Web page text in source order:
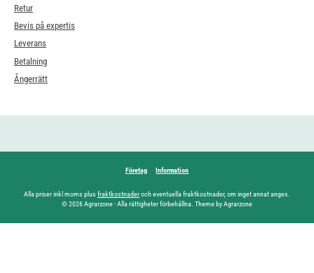
Retur
Bevis på expertis
Leverans
Betalning
Ångerrätt
Företag Information
Alla priser inkl moms plus fraktkostnaderoch eventuella fraktkostnader, om inget annat anges.
© 2026 Agrarzone - Alla rättigheter förbehållna. Theme by Agrarzone